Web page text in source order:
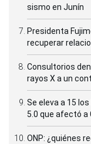
sismo en Junín
Presidenta
recuperar
Consultorios
rayos X a un
Se eleva a 15
5.0 que afectó a
ONP: ¿quiénes